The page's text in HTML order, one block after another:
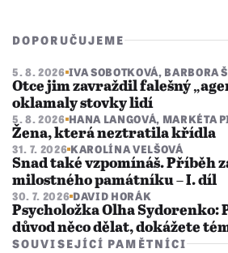
DOPORUČUJEME
5. 8. 2026 IVA SOBOTKOVÁ, BARBORA
Otce jim zavraždil falešný
oklamaly stovky lidí
5. 8. 2026 HANA LANGOVÁ, MARKÉTA
Žena, která neztratila křídla
31. 7. 2026 KAROLÍNA VELŠOVÁ
Snad také vzpomínáš. Příběh
milostného památníku – I. díl
30. 7. 2026 DAVID HORÁK
Psycholožka Olha Sydorenko:
důvod něco dělat, dokážete
SOUVISEJÍCÍ PAMĚTNÍCI